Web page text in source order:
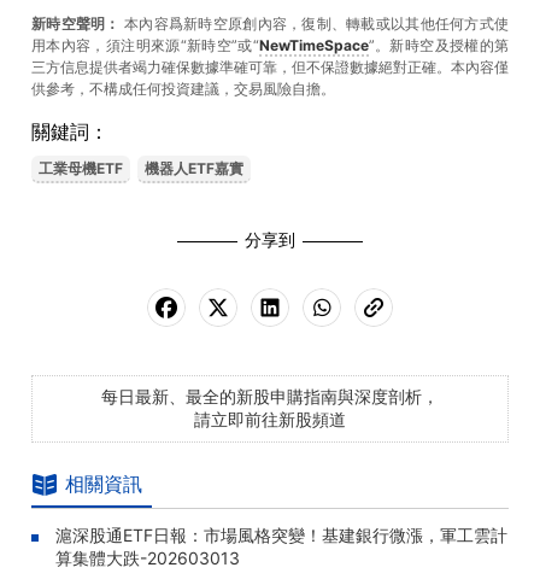
新時空聲明： 本內容爲新時空原創內容，復制、轉載或以其他任何方式使
用本內容，須注明來源“新時空”或“NewTimeSpace”。新時空及授權的第
三方信息提供者竭力確保數據準確可靠，但不保證數據絕對正確。本內容僅
供參考，不構成任何投資建議，交易風險自擔。
關鍵詞：
工業母機ETF 機器人ETF嘉實
分享到
每日最新、最全的新股申購指南與深度剖析，
請立即前往新股頻道
相關資訊
滬深股通ETF日報：市場風格突變！基建銀行微漲，軍工雲計
算集體大跌-202603013